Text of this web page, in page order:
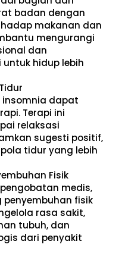
badan dengan
makanan dan
mengurangi
dan
hidup lebih
dapat
Terapi ini
relaksasi
sugesti positif,
tidur yang lebih
Fisik
medis,
fisik
rasa sakit,
tubuh, dan
dari penyakit